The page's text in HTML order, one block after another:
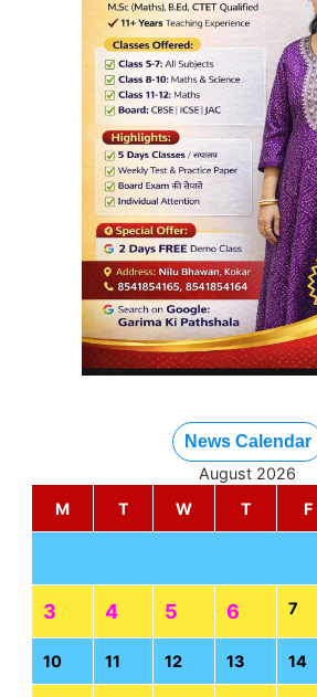
News Calendar
August 2026
M
T W T F
3 4 5 6 7
10 11 12 13 14